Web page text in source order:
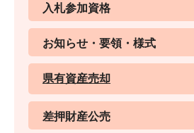
入札参加資格
お知らせ・要領・様式
県有資産売却
差押財産公売